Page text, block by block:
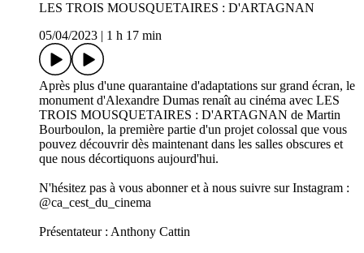
LES TROIS MOUSQUETAIRES : D'ARTAGNAN
05/04/2023
1 h 17 min
Après plus d'une quarantaine d'adaptations sur grand écran, le
monument d'Alexandre Dumas renaît au cinéma avec LES
TROIS MOUSQUETAIRES : D'ARTAGNAN de Martin
Bourboulon, la première partie d'un projet colossal que vous
pouvez découvrir dès maintenant dans les salles obscures et
que nous décortiquons aujourd'hui.
N'hésitez pas à vous abonner et à nous suivre sur Instagram :
@ca_cest_du_cinema
Présentateur : Anthony Cattin